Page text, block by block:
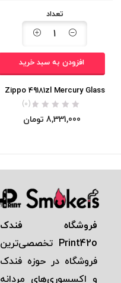
تعداد
افزودن به سبد خرید
Zippo 49181zl Mercury Glass
(0)
8,331,000 تومان
فروشگاه فندک
Print42o تخصصی‌ترين
فروشگاه در حوزه فندک
و اكسسوری‌های مردانه